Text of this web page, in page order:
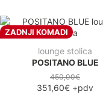
ZADNJI KOMADI
lounge stolica
POSITANO BLUE
450,00€
351,60€ +pdv